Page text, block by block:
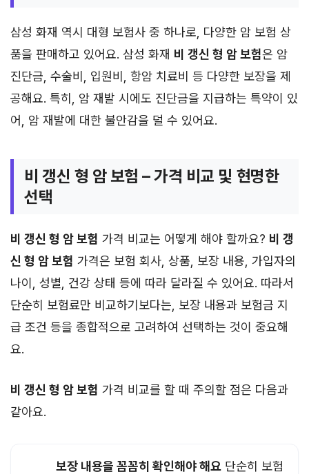
삼성 화재 역시 대형 보험사 중 하나로, 다양한 암 보험 상
품을 판매하고 있어요. 삼성 화재 비 갱신 형 암 보험은 암
진단금, 수술비, 입원비, 항암 치료비 등 다양한 보장을 제
공해요. 특히, 암 재발 시에도 진단금을 지급하는 특약이 있
어, 암 재발에 대한 불안감을 덜 수 있어요.
비 갱신 형 암 보험 – 가격 비교 및 현명한
선택
비 갱신 형 암 보험 가격 비교는 어떻게 해야 할까요? 비 갱
신 형 암 보험 가격은 보험 회사, 상품, 보장 내용, 가입자의
나이, 성별, 건강 상태 등에 따라 달라질 수 있어요. 따라서
단순히 보험료만 비교하기보다는, 보장 내용과 보험금 지
급 조건 등을 종합적으로 고려하여 선택하는 것이 중요해
요.
비 갱신 형 암 보험 가격 비교를 할 때 주의할 점은 다음과
같아요.
보장 내용을 꼼꼼히 확인해야 해요 단순히 보험